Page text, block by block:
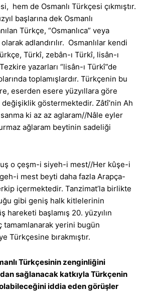
hem de Osmanlı Türkçesi çıkmıştır.
başlarına dek Osmanlı
Türkçe, “Osmanlıca” veya
adlandırılır. Osmanlılar kendi
Türkî, zebân-ı Türkî, lisân-ı
yazarları “lisân-ı Türkî”de
toplamışlardır. Türkçenin bu
eserden esere yüzyıllara göre
değişiklik göstermektedir. Zâtî’nin Ah
ki az az aglaram//Nâle eyler
ağlaram beytinin sadeliği
o çeşm-i siyeh-i mest//Her kûşe-i
i mest beyti daha fazla Arapça-
içermektedir. Tanzimat’la birlikte
gibi geniş halk kitlelerinin
hareketi başlamış 20. yüzyılın
tamamlanarak yerini bugün
Türkçesine bırakmıştır.
Türkçesinin zenginliğini
sağlanacak katkıyla Türkçenin
iddia eden görüşler